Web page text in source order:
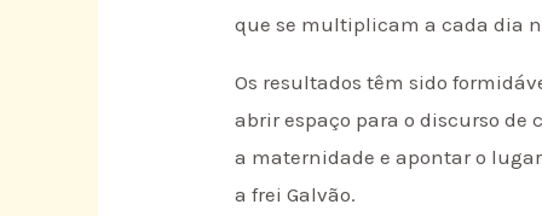
que se multiplicam a cada dia
Os resultados têm sido
abrir espaço para o discurso
a maternidade e apontar o
a frei Galvão.